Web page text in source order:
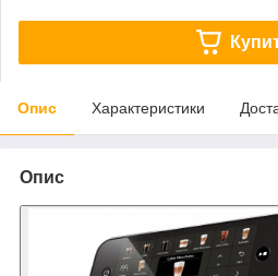
Опис Характеристики
Опис